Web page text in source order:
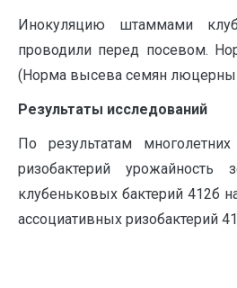
Инокуляцию штаммами
проводили перед посевом.
(Норма высева семян люцерны
Результаты исследований
По результатам
ризобактерий
клубеньковых бактерий 412б
ассоциативных ризобактерий